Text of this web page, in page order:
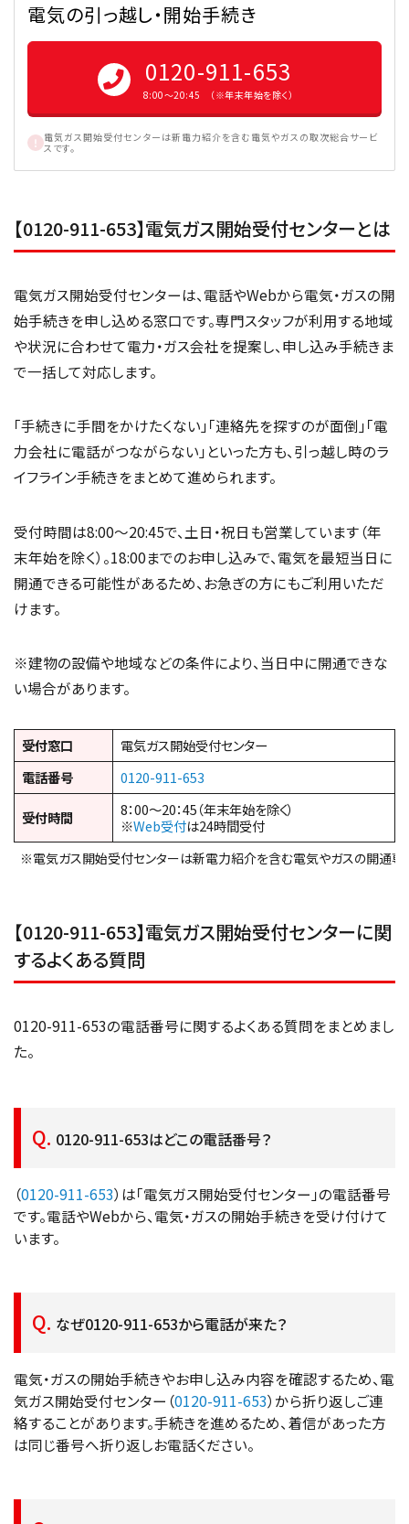
電気の引っ越し・開始手続き
0120-911-653
8:00〜20:45 （※年末年始を除く）
電気ガス開始受付センターは新電力紹介を含む電気やガスの取次総合サービ
スです。
【0120-911-653】電気ガス開始受付センターとは
電気ガス開始受付センターは、電話やWebから電気・ガスの開
始手続きを申し込める窓口です。専門スタッフが利用する地域
や状況に合わせて電力・ガス会社を提案し、申し込み手続きま
で一括して対応します。
「手続きに手間をかけたくない」「連絡先を探すのが面倒」「電
力会社に電話がつながらない」といった方も、引っ越し時のラ
イフライン手続きをまとめて進められます。
受付時間は8:00〜20:45で、土日・祝日も営業しています（年
末年始を除く）。18:00までのお申し込みで、電気を最短当日に
開通できる可能性があるため、お急ぎの方にもご利用いただ
けます。
※建物の設備や地域などの条件により、当日中に開通できな
い場合があります。
受付窓口
電気ガス開始受付センター
電話番号
0120-911-653
受付時間
8：00～20：45（年末年始を除く）
※Web受付は24時間受付
※電気ガス開始受付センターは新電力紹介を含む電気やガスの開通専
【0120-911-653】電気ガス開始受付センターに関
するよくある質問
0120-911-653の電話番号に関するよくある質問をまとめまし
た。
0120-911-653はどこの電話番号？
（0120-911-653）は「電気ガス開始受付センター」の電話番号
です。電話やWebから、電気・ガスの開始手続きを受け付けて
います。
なぜ0120-911-653から電話が来た？
電気・ガスの開始手続きやお申し込み内容を確認するため、電
気ガス開始受付センター（0120-911-653）から折り返しご連
絡することがあります。手続きを進めるため、着信があった方
は同じ番号へ折り返しお電話ください。